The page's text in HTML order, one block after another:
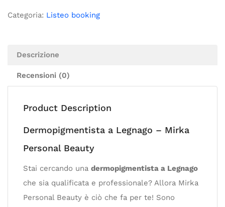
Categoria: Listeo booking
Descrizione
Recensioni (0)
Product Description
Dermopigmentista a Legnago – Mirka
Personal Beauty
Stai cercando una dermopigmentista a Legnago
che sia qualificata e professionale? Allora Mirka
Personal Beauty è ciò che fa per te! Sono